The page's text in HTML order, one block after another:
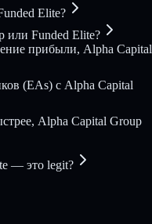
Elite?
или Funded Elite?
прибыли, Alpha Capital
(EAs) с Alpha Capital
Alpha Capital Group
— это legit?